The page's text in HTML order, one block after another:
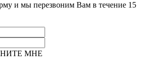
и мы перезвоним Вам в течение 15
МНЕ